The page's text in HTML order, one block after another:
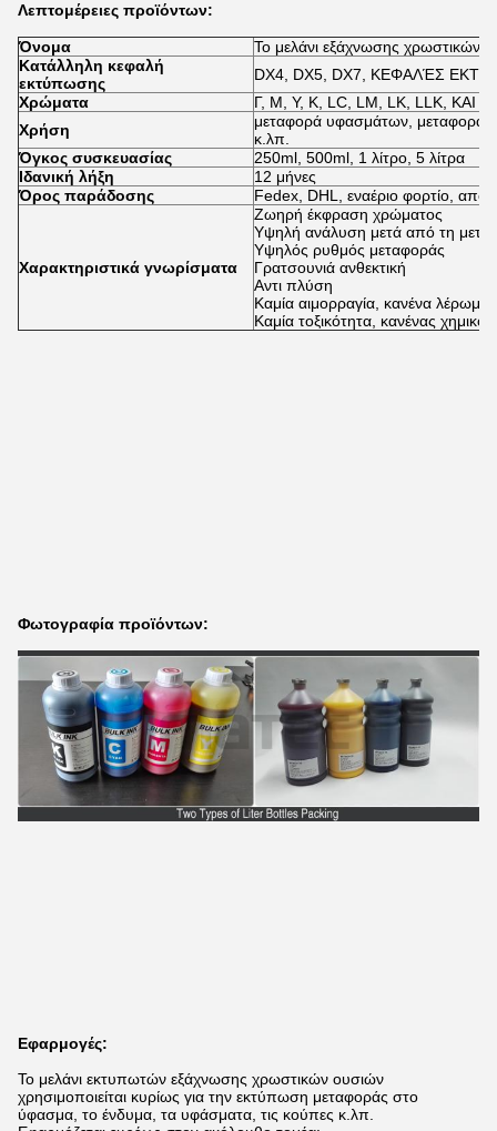
Λεπτομέρειες προϊόντων:
Όνομα
Το μελάνι εξάχνωσης χρωστικών
Κατάλληλη κεφαλή
εκτύπωσης
DX4, DX5, DX7, ΚΕΦΑΛΈΣ
Χρώματα
Γ, Μ, Υ, Κ, LC, LM, LK, LLK, ΚΑΙ
Χρήση
μεταφορά υφασμάτων, μεταφορά
κ.λπ.
Όγκος συσκευασίας
250ml, 500ml, 1 λίτρο, 5 λίτρα
Ιδανική λήξη
12 μήνες
Όρος παράδοσης
Fedex, DHL, εναέριο φορτίο,
Χαρακτηριστικά γνωρίσματα
Ζωηρή έκφραση χρώματος
Υψηλή ανάλυση μετά από τη
Υψηλός ρυθμός μεταφοράς
Γρατσουνιά ανθεκτική
Αντι πλύση
Καμία αιμορραγία, κανένα λέρωμα
Καμία τοξικότητα, κανένας
Φωτογραφία προϊόντων:
Εφαρμογές:
Το μελάνι εκτυπωτών εξάχνωσης χρωστικών ουσιών
χρησιμοποιείται κυρίως για την εκτύπωση μεταφοράς στο
ύφασμα, το ένδυμα, τα υφάσματα, τις κούπες κ.λπ.